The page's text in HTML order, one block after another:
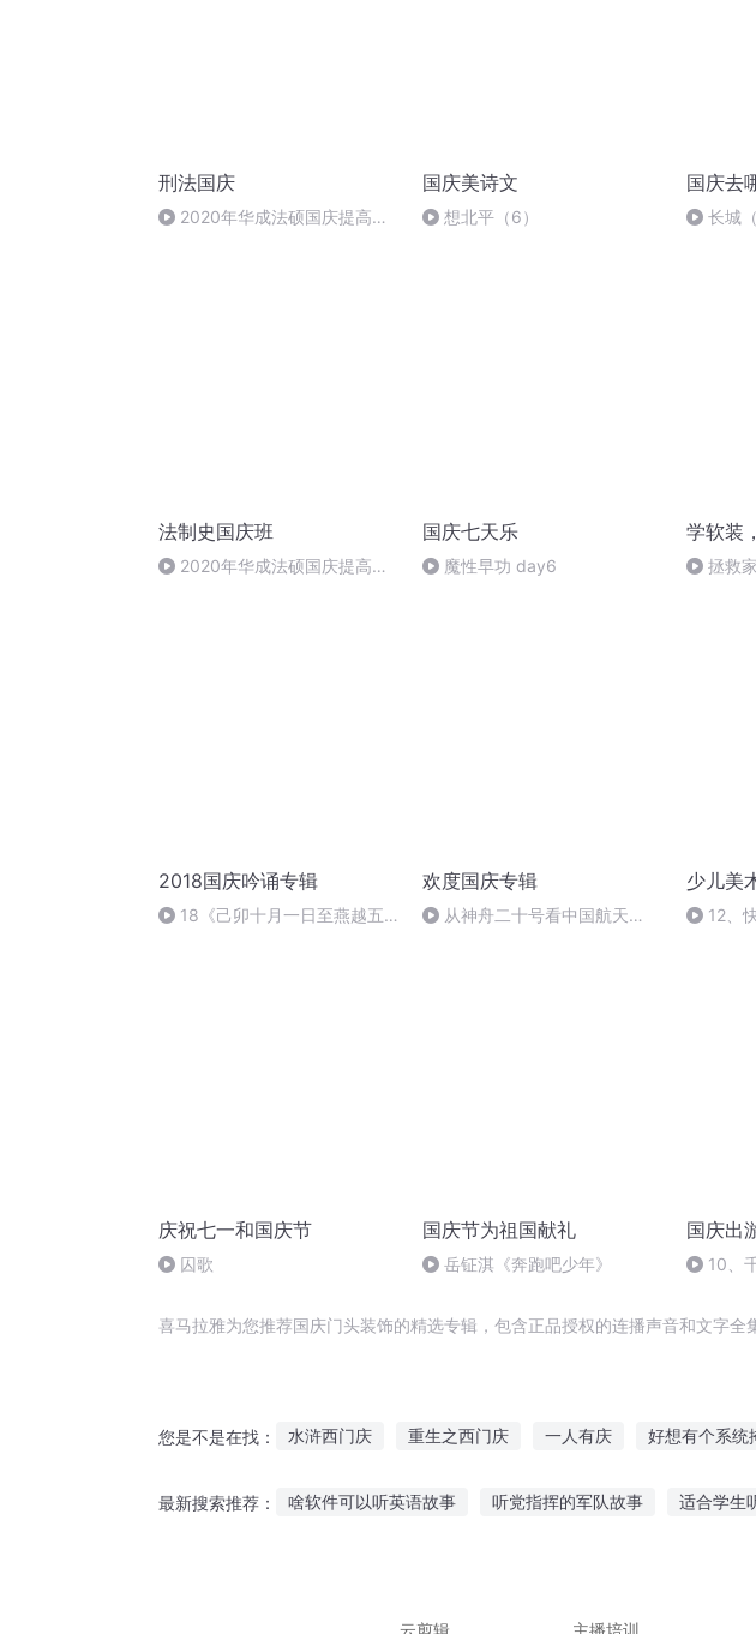
刑法国庆
2020年华成法硕国庆提高班
国庆美诗文
想北平（6）
国庆去
长城
法制史国庆班
2020年华成法硕国庆提高班
国庆七天乐
魔性早功 day6
学软装
拯救
2018国庆吟诵专辑
18《己卯十月一日至燕越五
欢度国庆专辑
从神舟二十号看中国航天
少儿美
12、
庆祝七一和国庆节
囚歌
国庆节为祖国献礼
岳钲淇《奔跑吧少年》
国庆出
10、
喜马拉雅为您推荐国庆门头装饰的精选专辑，包含正品授权的连播声音和文字全
您是不是在找： 水浒西门庆 重生之西门庆 一人有庆 好想有个系统
最新搜索推荐： 啥软件可以听英语故事 听党指挥的军队故事 适合学生
云剪辑
主播培训